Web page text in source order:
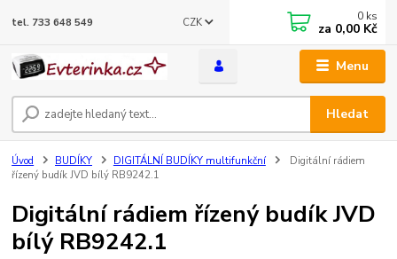
Menu
CZK
Hledat
tel. 733 648 549 0 ks
za 0,00 Kč
Úvod BUDÍKY DIGITÁLNÍ BUDÍKY multifunkční
Digitální rádiem
řízený budík JVD bílý RB9242.1
Digitální rádiem řízený budík JVD
bílý RB9242.1